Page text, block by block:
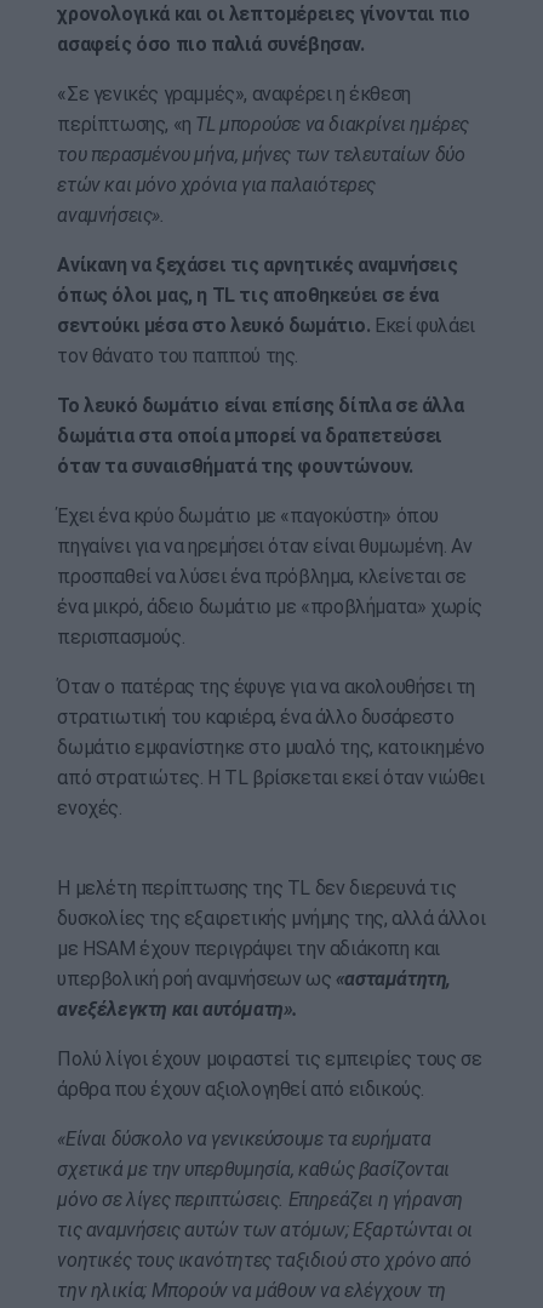
χρονολογικά και οι λεπτομέρειες γίνονται πιο
ασαφείς όσο πιο παλιά συνέβησαν.
«Σε γενικές γραμμές», αναφέρει η έκθεση
περίπτωσης, «η TL μπορούσε να διακρίνει ημέρες
του περασμένου μήνα, μήνες των τελευταίων δύο
ετών και μόνο χρόνια για παλαιότερες
αναμνήσεις».
Ανίκανη να ξεχάσει τις αρνητικές αναμνήσεις
όπως όλοι μας, η TL τις αποθηκεύει σε ένα
σεντούκι μέσα στο λευκό δωμάτιο. Εκεί φυλάει
τον θάνατο του παππού της.
Το λευκό δωμάτιο είναι επίσης δίπλα σε άλλα
δωμάτια στα οποία μπορεί να δραπετεύσει
όταν τα συναισθήματά της φουντώνουν.
Έχει ένα κρύο δωμάτιο με «παγοκύστη» όπου
πηγαίνει για να ηρεμήσει όταν είναι θυμωμένη. Αν
προσπαθεί να λύσει ένα πρόβλημα, κλείνεται σε
ένα μικρό, άδειο δωμάτιο με «προβλήματα» χωρίς
περισπασμούς.
Όταν ο πατέρας της έφυγε για να ακολουθήσει τη
στρατιωτική του καριέρα, ένα άλλο δυσάρεστο
δωμάτιο εμφανίστηκε στο μυαλό της, κατοικημένο
από στρατιώτες. Η TL βρίσκεται εκεί όταν νιώθει
ενοχές.
Η μελέτη περίπτωσης της TL δεν διερευνά τις
δυσκολίες της εξαιρετικής μνήμης της, αλλά άλλοι
με HSAM έχουν περιγράψει την αδιάκοπη και
υπερβολική ροή αναμνήσεων ως «ασταμάτητη,
ανεξέλεγκτη και αυτόματη».
Πολύ λίγοι έχουν μοιραστεί τις εμπειρίες τους σε
άρθρα που έχουν αξιολογηθεί από ειδικούς.
«Είναι δύσκολο να γενικεύσουμε τα ευρήματα
σχετικά με την υπερθυμησία, καθώς βασίζονται
μόνο σε λίγες περιπτώσεις. Επηρεάζει η γήρανση
τις αναμνήσεις αυτών των ατόμων; Εξαρτώνται οι
νοητικές τους ικανότητες ταξιδιού στο χρόνο από
την ηλικία; Μπορούν να μάθουν να ελέγχουν τη